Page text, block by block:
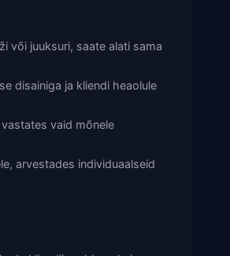
või juuksuri, saate alati sama
disainiga ja kliendi heaolule
vaid mõnele
arvestades individuaalseid